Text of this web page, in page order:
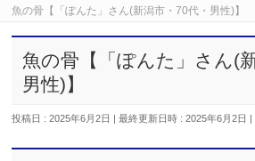
魚の骨【「ぽんた」さん(新潟市・70代・男性)】
魚の骨【「ぽんた」さん(
男性)】
投稿日 : 2025年6月2日 最終更新日時 : 2025年6月2日